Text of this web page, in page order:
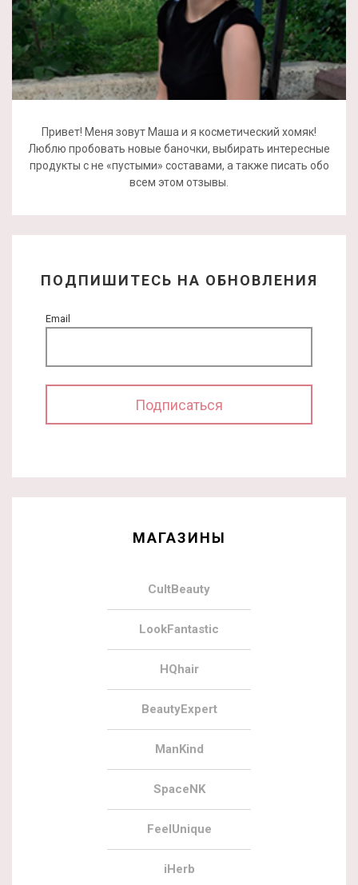
Привет! Меня зовут Маша и я косметический хомяк!
Люблю пробовать новые баночки, выбирать интересные
продукты с не «пустыми» составами, а также писать обо
всем этом отзывы.
ПОДПИШИТЕСЬ НА ОБНОВЛЕНИЯ
Email
МАГАЗИНЫ
CultBeauty
LookFantastic
HQhair
BeautyExpert
ManKind
SpaceNK
FeelUnique
iHerb